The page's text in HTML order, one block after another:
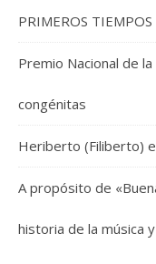
PRIMEROS
Premio Nacional de
congénitas
Heriberto (Filiberto)
A propósito de
historia de la música